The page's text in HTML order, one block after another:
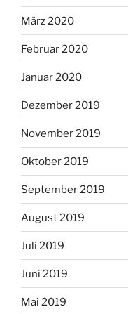
März 2020
Februar 2020
Januar 2020
Dezember 2019
November 2019
Oktober 2019
September 2019
August 2019
Juli 2019
Juni 2019
Mai 2019